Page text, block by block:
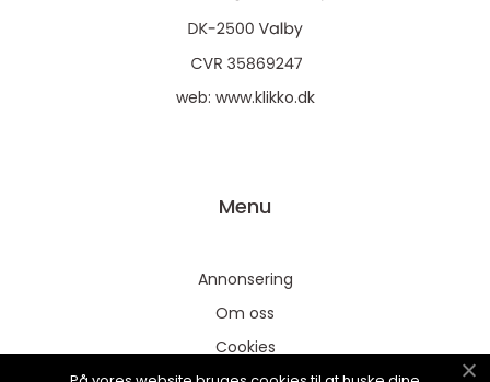
web: www.klikko.dk
Menu
Annonsering
Om oss
Cookies